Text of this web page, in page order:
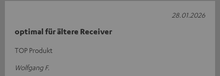
optimal für ältere Receiver
TOP Produkt
Wolfgang F.
28.01.2026